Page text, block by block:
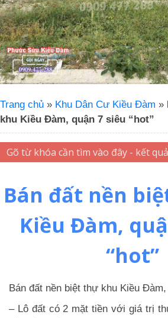
Trang chủ » Khu Dân Cư Kiều Đàm »
khu Kiều Đàm, quận 7 siêu “hot”
Bán đất nền
Kiều Đàm,
“hot”
Bán đất nền biệt thự khu Kiều Đàm,
– Lô đất có 2 mặt tiền với giá trị